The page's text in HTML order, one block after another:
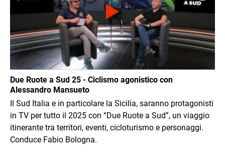
Due Ruote a Sud 25 - Ciclismo agonistico con
Alessandro Mansueto
Il Sud Italia e in particolare la Sicilia, saranno protagonisti
in TV per tutto il 2025 con “Due Ruote a Sud”, un viaggio
itinerante tra territori, eventi, cicloturismo e personaggi.
Conduce Fabio Bologna.